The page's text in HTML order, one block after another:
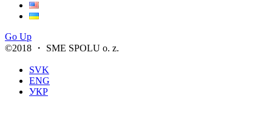
Go Up
©2018 ・ SME SPOLU o. z.
SVK
ENG
УКР